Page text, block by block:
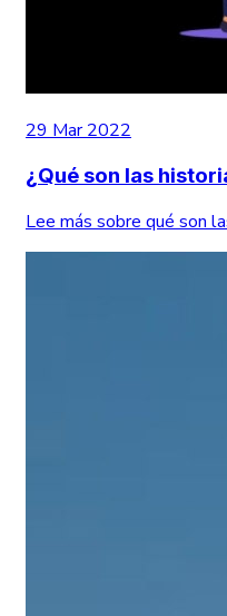
29 Mar 2022
¿Qué son las
Lee más sobre qué son